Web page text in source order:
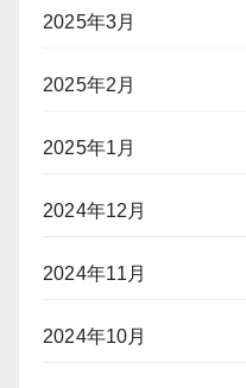
2025年3月
2025年2月
2025年1月
2024年12月
2024年11月
2024年10月